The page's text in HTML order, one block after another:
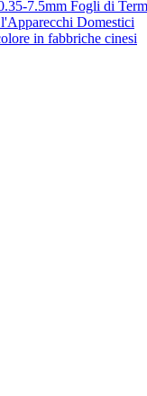
7.5mm Fogli di
Domestici
in fabbriche cinesi